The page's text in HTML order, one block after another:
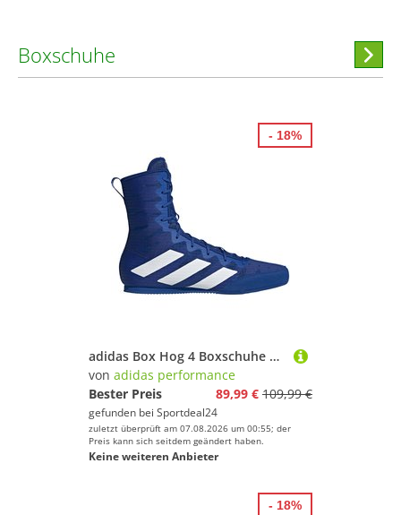
Boxschuhe
adidas Box Hog 4 Boxschuhe Herren KI8768 - team royal blue/cloud white/solar purple 44
von adidas performance
Bester Preis
89,99 € 109,99 €
gefunden bei Sportdeal24
zuletzt überprüft am 07.08.2026 um 00:55; der
Preis kann sich seitdem geändert haben.
Keine weiteren Anbieter
- 18%
- 18%